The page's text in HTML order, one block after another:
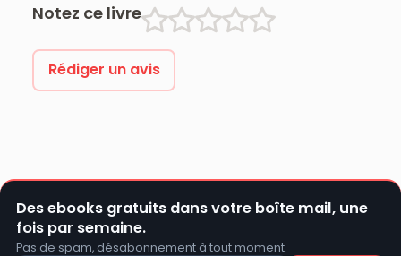
Notez ce livre
Rédiger un avis
Des ebooks gratuits dans votre boîte mail, une
fois par semaine.
Pas de spam, désabonnement à tout moment.